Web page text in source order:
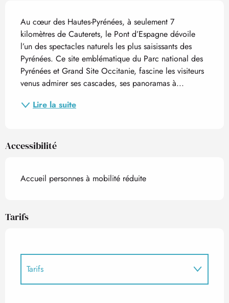
Description
Au cœur des Hautes-Pyrénées, à seulement 7
kilomètres de Cauterets, le Pont d’Espagne dévoile
l’un des spectacles naturels les plus saisissants des
Pyrénées. Ce site emblématique du Parc national des
Pyrénées et Grand Site Occitanie, fascine les visiteurs
venus admirer ses cascades, ses panoramas à...
Lire la suite
Accessibilité
Accueil personnes à mobilité réduite
Tarifs
Tarifs